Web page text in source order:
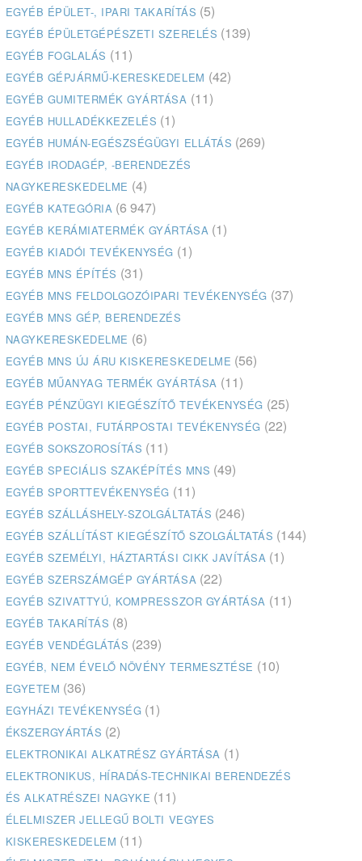
EGYÉB ÉPÜLET-, IPARI TAKARÍTÁS (5)
EGYÉB ÉPÜLETGÉPÉSZETI SZERELÉS (139)
EGYÉB FOGLALÁS (11)
EGYÉB GÉPJÁRMŰ-KERESKEDELEM (42)
EGYÉB GUMITERMÉK GYÁRTÁSA (11)
EGYÉB HULLADÉKKEZELÉS (1)
EGYÉB HUMÁN-EGÉSZSÉGÜGYI ELLÁTÁS (269)
EGYÉB IRODAGÉP, -BERENDEZÉS
NAGYKERESKEDELME (4)
EGYÉB KATEGÓRIA (6 947)
EGYÉB KERÁMIATERMÉK GYÁRTÁSA (1)
EGYÉB KIADÓI TEVÉKENYSÉG (1)
EGYÉB MNS ÉPÍTÉS (31)
EGYÉB MNS FELDOLGOZÓIPARI TEVÉKENYSÉG (37)
EGYÉB MNS GÉP, BERENDEZÉS
NAGYKERESKEDELME (6)
EGYÉB MNS ÚJ ÁRU KISKERESKEDELME (56)
EGYÉB MŰANYAG TERMÉK GYÁRTÁSA (11)
EGYÉB PÉNZÜGYI KIEGÉSZÍTŐ TEVÉKENYSÉG (25)
EGYÉB POSTAI, FUTÁRPOSTAI TEVÉKENYSÉG (22)
EGYÉB SOKSZOROSÍTÁS (11)
EGYÉB SPECIÁLIS SZAKÉPÍTÉS MNS (49)
EGYÉB SPORTTEVÉKENYSÉG (11)
EGYÉB SZÁLLÁSHELY-SZOLGÁLTATÁS (246)
EGYÉB SZÁLLÍTÁST KIEGÉSZÍTŐ SZOLGÁLTATÁS (144)
EGYÉB SZEMÉLYI, HÁZTARTÁSI CIKK JAVÍTÁSA (1)
EGYÉB SZERSZÁMGÉP GYÁRTÁSA (22)
EGYÉB SZIVATTYÚ, KOMPRESSZOR GYÁRTÁSA (11)
EGYÉB TAKARÍTÁS (8)
EGYÉB VENDÉGLÁTÁS (239)
EGYÉB, NEM ÉVELŐ NÖVÉNY TERMESZTÉSE (10)
EGYETEM (36)
EGYHÁZI TEVÉKENYSÉG (1)
ÉKSZERGYÁRTÁS (2)
ELEKTRONIKAI ALKATRÉSZ GYÁRTÁSA (1)
ELEKTRONIKUS, HÍRADÁS-TECHNIKAI BERENDEZÉS
ÉS ALKATRÉSZEI NAGYKE (11)
ÉLELMISZER JELLEGŰ BOLTI VEGYES
KISKERESKEDELEM (11)